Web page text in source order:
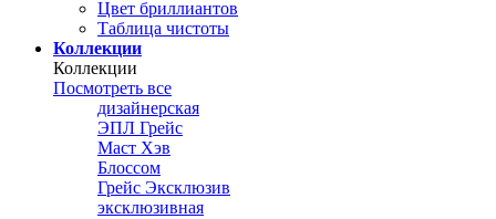
Цвет бриллиантов
Таблица чистоты
Коллекции
Коллекции
Посмотреть все
дизайнерская
ЭПЛ Грейс
Маст Хэв
Блоссом
Грейс Эксклюзив
эксклюзивная